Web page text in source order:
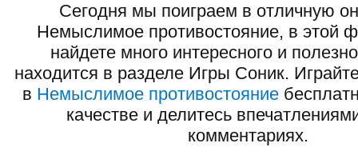
Сегодня мы поиграем в отличную
Немыслимое противостояние, в этой
найдете много интересного и
находится в разделе Игры Соник.
в Немыслимое противостояние
качестве и делитесь
комментариях.